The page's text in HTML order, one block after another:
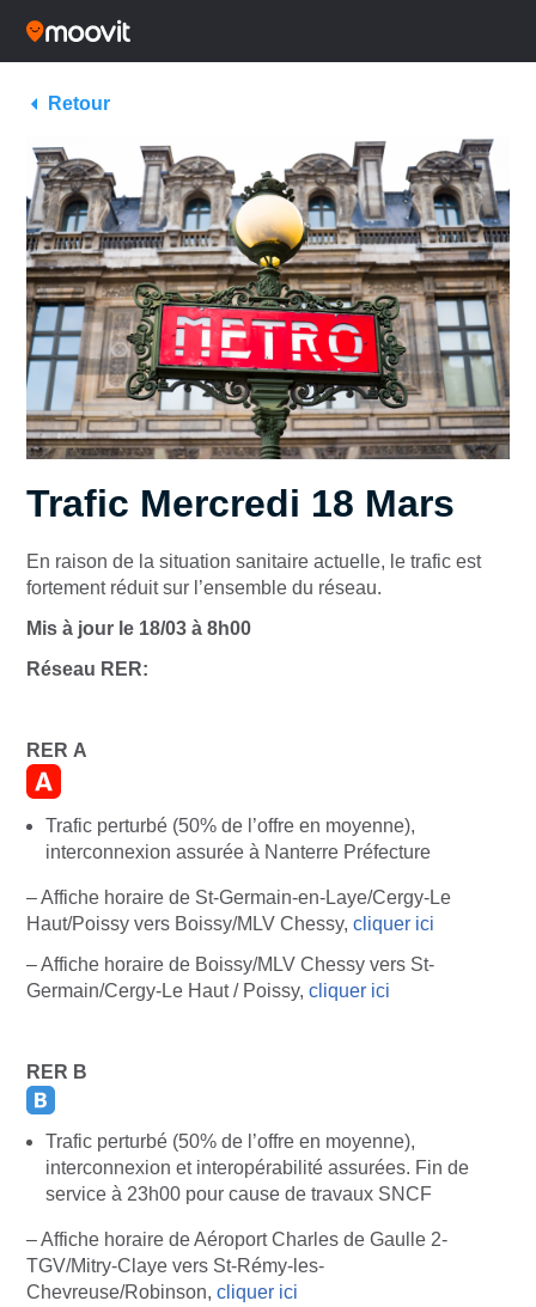
Retour
Trafic Mercredi 18 Mars
En raison de la situation sanitaire actuelle, le trafic est
fortement réduit sur l’ensemble du réseau.
Mis à jour le 18/03 à 8h00
Réseau RER:
RER A
Trafic perturbé (50% de l’offre en moyenne),
interconnexion assurée à Nanterre Préfecture
– Affiche horaire de St-Germain-en-Laye/Cergy-Le
Haut/Poissy vers Boissy/MLV Chessy, cliquer ici
– Affiche horaire de Boissy/MLV Chessy vers St-
Germain/Cergy-Le Haut / Poissy, cliquer ici
RER B
Trafic perturbé (50% de l’offre en moyenne),
interconnexion et interopérabilité assurées. Fin de
service à 23h00 pour cause de travaux SNCF
– Affiche horaire de Aéroport Charles de Gaulle 2-
TGV/Mitry-Claye vers St-Rémy-les-
Chevreuse/Robinson, cliquer ici